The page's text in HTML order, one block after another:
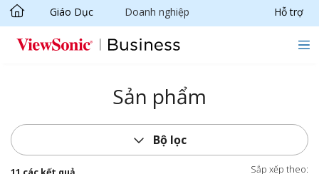
Chuyển đến nội dung chính
Giáo Dục Doanh nghiệp Hỗ trợ
Sản phẩm
Bộ lọc
Sắp xếp theo: